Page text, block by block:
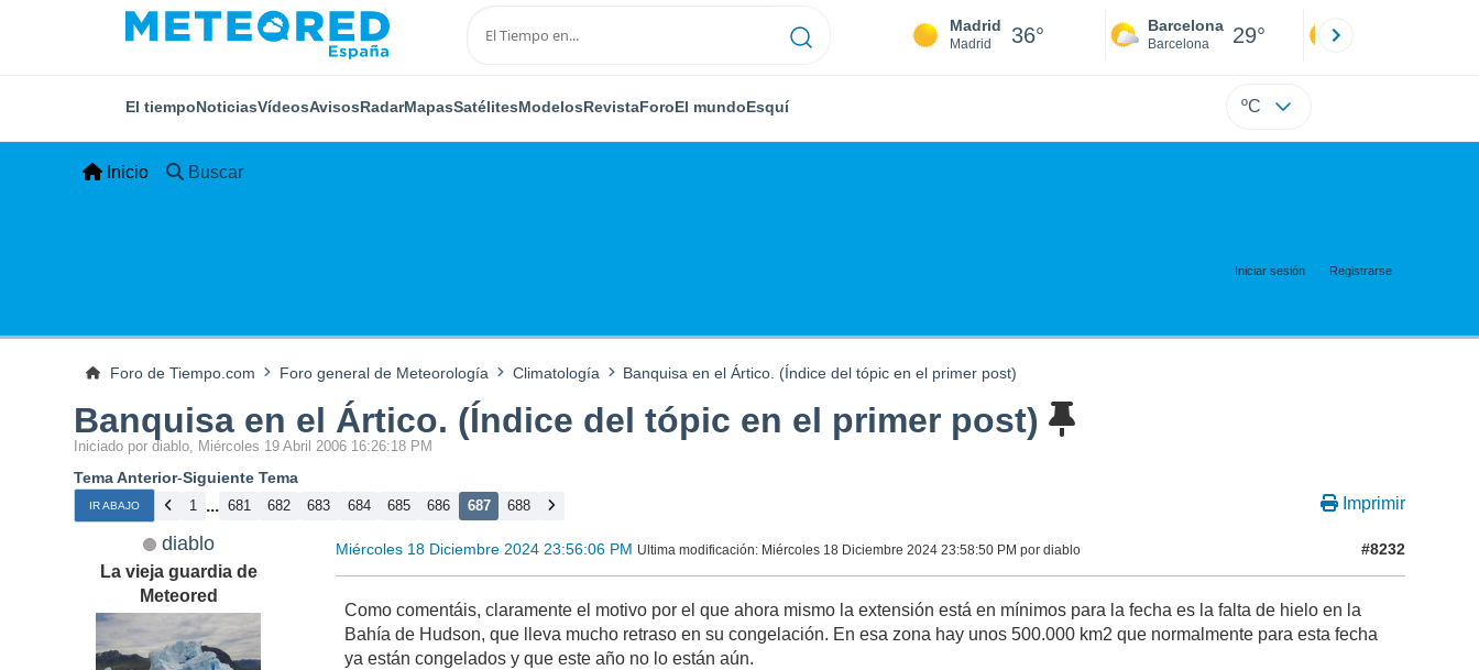
Madrid
Madrid 36° Barcelona
Barcelona 29°
El tiempoNoticiasVídeosAvisosRadarMapasSatélitesModelosRevistaForoEl mundoEsquí ºC
Inicio Buscar
Iniciar sesión Registrarse
Foro de Tiempo.com Foro general de Meteorología Climatología Banquisa en el Ártico. (Índice del tópic en el primer post)
Banquisa en el Ártico. (Índice del tópic en el primer post)
Iniciado por diablo, Miércoles 19 Abril 2006 16:26:18 PM
Tema Anterior-Siguiente Tema
IR ABAJO 1 ... 681 682 683 684 685 686 687 688 Imprimir
diablo
La vieja guardia de
Meteored
Miércoles 18 Diciembre 2024 23:56:06 PM Ultima modificación: Miércoles 18 Diciembre 2024 23:58:50 PM por diablo #8232
Como comentáis, claramente el motivo por el que ahora mismo la extensión está en mínimos para la fecha es la falta de hielo en la
Bahía de Hudson, que lleva mucho retraso en su congelación. En esa zona hay unos 500.000 km2 que normalmente para esta fecha
ya están congelados y que este año no lo están aún.